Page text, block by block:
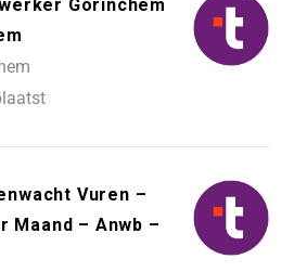
Gorinchem
Vuren –
Maand – Anwb –